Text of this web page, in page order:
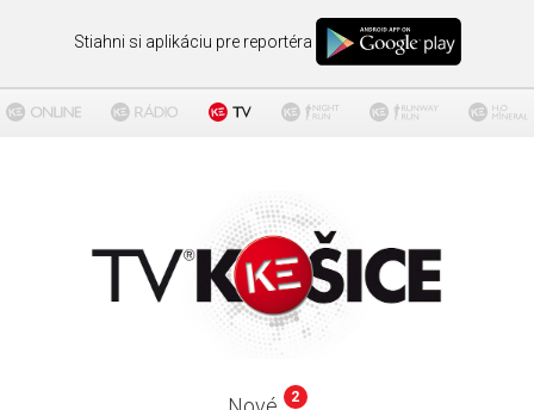
Stiahni si aplikáciu pre reportéra
2